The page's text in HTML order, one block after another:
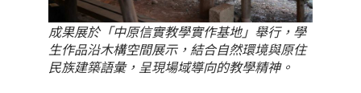
成果展於「中原信實教學實作基地」舉行，學
生作品沿木構空間展示，結合自然環境與原住
民族建築語彙，呈現場域導向的教學精神。